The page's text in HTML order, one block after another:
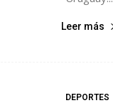
Leer más
DEPORTES